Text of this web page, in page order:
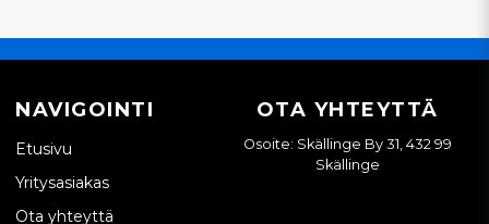
NAVIGOINTI
Etusivu
Yritysasiakas
Ota yhteyttä
OTA YHTEYTTÄ
Osoite: Skällinge By 31, 432 99
Skällinge